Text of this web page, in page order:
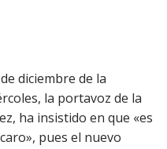
diciembre de la
la portavoz de la
ha insistido en que «es
pues el nuevo